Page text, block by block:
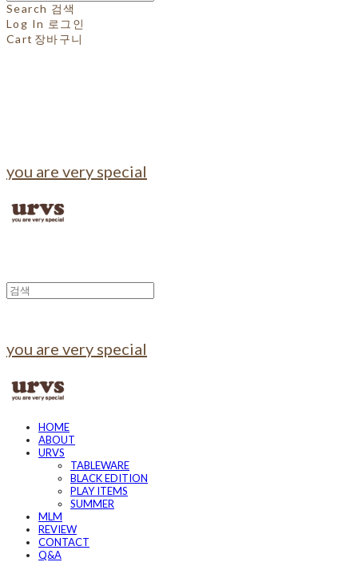
Search 검색
Log In 로그인
Cart 장바구니
you are very special
you are very special
HOME
ABOUT
URVS
TABLEWARE
BLACK EDITION
PLAY ITEMS
SUMMER
MLM
REVIEW
CONTACT
Q&A